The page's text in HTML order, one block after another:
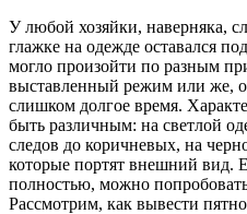
У любой хозяйки, наверняка,
глажке на одежде оставался
могло произойти по разным
выставленный режим или же,
слишком долгое время.
быть различным: на светлой
следов до коричневых, на
которые портят внешний вид.
полностью, можно
Рассмотрим, как вывести